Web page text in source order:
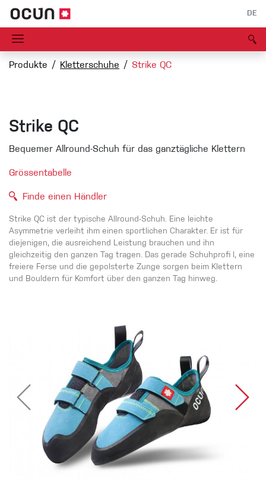
DE
Produkte Kletterschuhe Strike QC
Strike QC
Bequemer Allround-Schuh für das ganztägliche Klettern
Grössentabelle
Finde einen Händler
Strike QC ist der typische Allround-Schuh. Eine leichte
Asymmetrie verleiht ihm einen sportlichen Charakter. Er ist für
diejenigen, die ausreichend Leistung brauchen und ihn
gleichzeitig den ganzen Tag tragen. Das gerade Schuhprofi l, eine
freiere Ferse und die gepolsterte Zunge sorgen beim Klettern
und Bouldern für Komfort über den ganzen Tag hinweg.